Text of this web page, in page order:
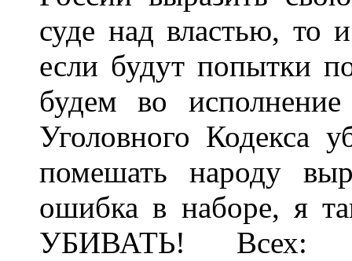
суде над властью,
если будут попытки
будем во
Уголовного Кодекса
помешать народу
ошибка в наборе, я
УБИВАТЬ! Всех: